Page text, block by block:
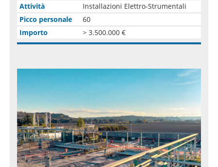
Attività
Installazioni Elettro-Strumentali
Picco personale
60
Importo
> 3.500.000 €